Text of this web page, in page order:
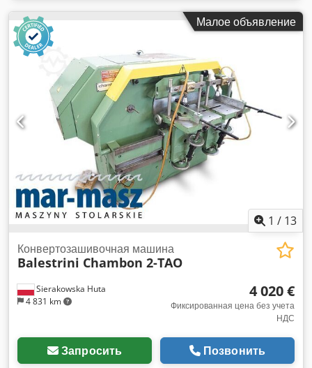
Малое объявление
1 / 13
Sierakowska Huta
4 831 km
Конвертозашивочная машина
Balestrini Chambon 2-TAO
4 020 €
Фиксированная цена без учета
НДС
Запросить Позвонить